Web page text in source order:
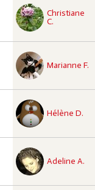
Christiane
C.
recette à tester
Marianne F.
recette à tester
Hélène D.
recette à tester
Adeline A.
recette à tester